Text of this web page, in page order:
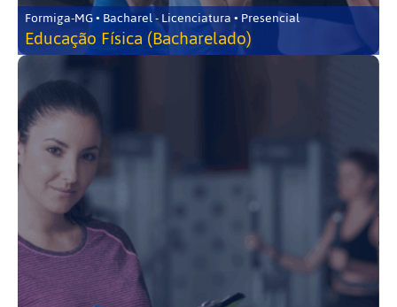
Formiga-MG • Bacharel - Licenciatura • Presencial
Educação Física (Bacharelado)